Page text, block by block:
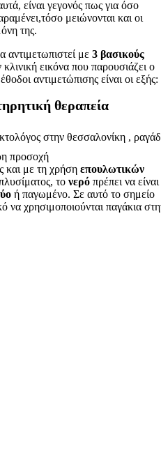
είναι γεγονός πως για όσο
μειώνονται και οι
της.
με 3 βασικούς
εικόνα που παρουσιάζει ο
αντιμετώπισης είναι οι εξής:
θεραπεία
προσοχή
και με τη χρήση επουλωτικών
το νερό πρέπει να είναι
ή παγωμένο. Σε αυτό το σημείο
να χρησιμοποιούνται παγάκια